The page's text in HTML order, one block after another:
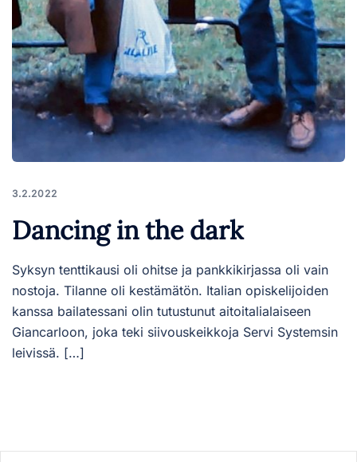
3.2.2022
Dancing in the dark
Syksyn tenttikausi oli ohitse ja pankkikirjassa oli vain
nostoja. Tilanne oli kestämätön. Italian opiskelijoiden
kanssa bailatessani olin tutustunut aitoitalialaiseen
Giancarloon, joka teki siivouskeikkoja Servi Systemsin
leivissä. […]